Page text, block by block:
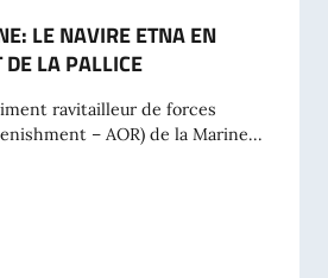
LE NAVIRE ETNA EN
DE LA PALLICE
ravitailleur de forces
– AOR) de la Marine...
ITALIENNE: LE NAVIRE ETNA EN ESCALE